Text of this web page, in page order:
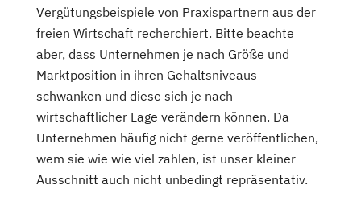
Vergütungsbeispiele von Praxispartnern aus der
freien Wirtschaft recherchiert. Bitte beachte
aber, dass Unternehmen je nach Größe und
Marktposition in ihren Gehaltsniveaus
schwanken und diese sich je nach
wirtschaftlicher Lage verändern können. Da
Unternehmen häufig nicht gerne veröffentlichen,
wem sie wie wie viel zahlen, ist unser kleiner
Ausschnitt auch nicht unbedingt repräsentativ.